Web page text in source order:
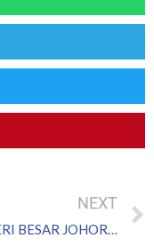
NEXT
MENTERI BESAR JOHOR BAWA SUARA AKAR UMBI BERKENAAN PEKERJA ASING